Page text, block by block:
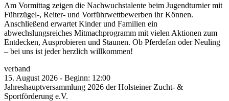
Am Vormittag zeigen die Nachwuchstalente beim Jugendturnier mit
Führzügel-, Reiter- und Vorführwettbewerben ihr Können.
Anschließend erwartet Kinder und Familien ein
abwechslungsreiches Mitmachprogramm mit vielen Aktionen zum
Entdecken, Ausprobieren und Staunen. Ob Pferdefan oder Neuling
– bei uns ist jeder herzlich willkommen!
verband
15. August 2026 - Beginn: 12:00
Jahreshauptversammlung 2026 der Holsteiner Zucht- &
Sportförderung e.V.